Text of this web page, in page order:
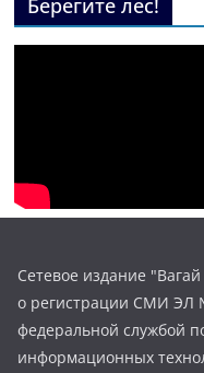
Берегите лес!
Сетевое издание
о регистрации СМИ ЭЛ
федеральной службой
информационных